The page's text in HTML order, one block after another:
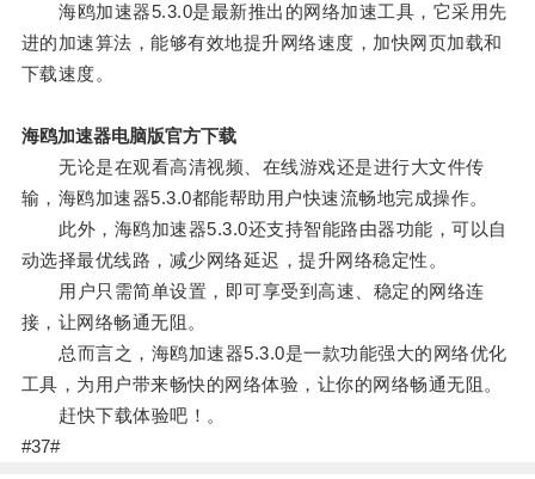
海鸥加速器5.3.0是最新推出的网络加速工具，它采用先
进的加速算法，能够有效地提升网络速度，加快网页加载和
下载速度。
海鸥加速器电脑版官方下载
无论是在观看高清视频、在线游戏还是进行大文件传
输，海鸥加速器5.3.0都能帮助用户快速流畅地完成操作。
此外，海鸥加速器5.3.0还支持智能路由器功能，可以自
动选择最优线路，减少网络延迟，提升网络稳定性。
用户只需简单设置，即可享受到高速、稳定的网络连
接，让网络畅通无阻。
总而言之，海鸥加速器5.3.0是一款功能强大的网络优化
工具，为用户带来畅快的网络体验，让你的网络畅通无阻。
赶快下载体验吧！。
#37#